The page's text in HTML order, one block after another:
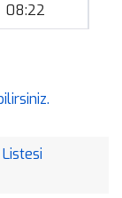
08:22